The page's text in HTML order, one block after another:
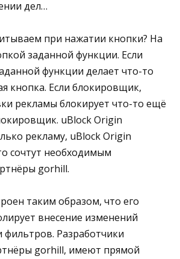
дел…
при нажатии кнопки? На
заданной функции. Если
функции делает что-то
кнопка. Если блокировщик,
рекламы блокирует что-то ещё
uBlock Origin
рекламу, uBlock Origin
сочтут необходимым
gorhill.
таким образом, что его
внесение изменений
фильтров. Разработчики
gorhill, имеют прямой